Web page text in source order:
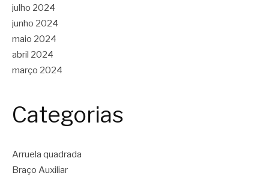
julho 2024
junho 2024
maio 2024
abril 2024
março 2024
Categorias
Arruela quadrada
Braço Auxiliar